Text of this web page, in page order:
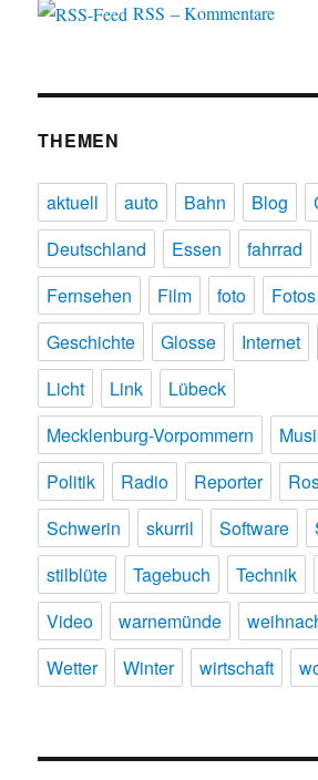
RSS – Kommentare
THEMEN
aktuell auto Bahn Blog
Deutschland
Essen fahrrad
Fernsehen
Film foto Fotos
Geschichte
Glosse Internet
Licht
Link
Lübeck
Mecklenburg-Vorpommern
Politik
Radio Reporter
Schwerin
skurril Software
stilblüte
Tagebuch Technik
Video
warnemünde
Wetter
Winter wirtschaft